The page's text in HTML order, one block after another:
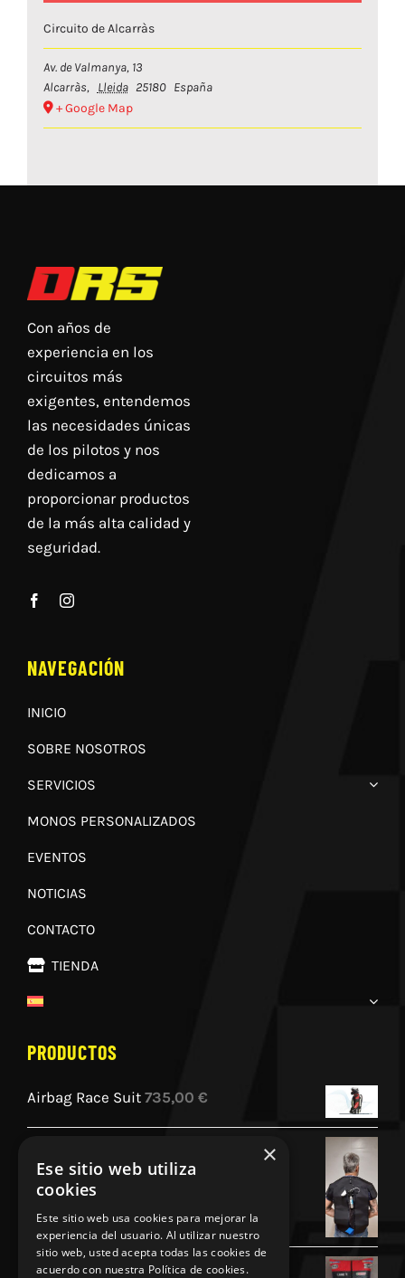
Circuito de Alcarràs
Av. de Valmanya, 13
Alcarràs, Lleida 25180 España
+ Google Map
Con años de
experiencia en los
circuitos más
exigentes, entendemos
las necesidades únicas
de los pilotos y nos
dedicamos a
proporcionar productos
de la más alta calidad y
seguridad.
NAVEGACIÓN
INICIO
SOBRE NOSOTROS
SERVICIOS
MONOS PERSONALIZADOS
EVENTOS
NOTICIAS
CONTACTO
TIENDA
PRODUCTOS
Airbag Race Suit 735,00 €
840,00€
Cojin Personalizado Aprilia Racing
×
Ese sitio web utiliza
cookies
Este sitio web usa cookies para mejorar la
experiencia del usuario. Al utilizar nuestro
sitio web, usted acepta todas las cookies de
acuerdo con nuestra Política de cookies.